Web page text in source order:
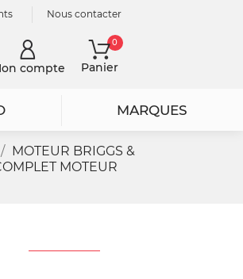
Nous contacter
compte Panier
0
MARQUES
MOTEUR BRIGGS &
MOTEUR